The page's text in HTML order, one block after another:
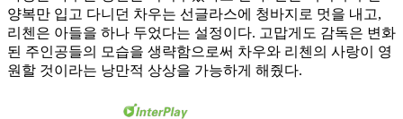
양복만 입고 다니던 차우는 선글라스에 청바지로 멋을 내고,
리첸은 아들을 하나 두었다는 설정이다. 고맙게도 감독은 변화
된 주인공들의 모습을 생략함으로써 차우와 리첸의 사랑이 영
원할 것이라는 낭만적 상상을 가능하게 해줬다.